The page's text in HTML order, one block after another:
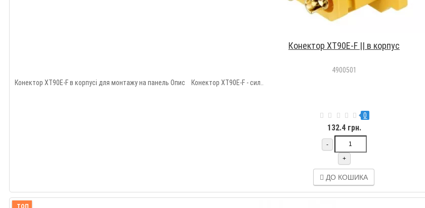
Конектор XT90E-F || в корпус
4900501
Конектор XT90E-F в корпусі для монтажу на панель Опис Конектор XT90E-F - сил..
0
132.4 грн.
-
+
ДО КОШИКА
ТОП